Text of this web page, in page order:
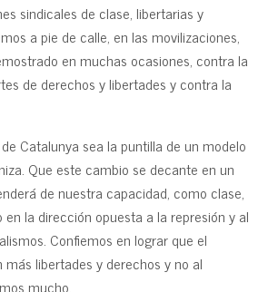
sindicales de clase, libertarias y
a pie de calle, en las movilizaciones,
en muchas ocasiones, contra la
de derechos y libertades y contra la
Catalunya sea la puntilla de un modelo
Que este cambio se decante en un
de nuestra capacidad, como clase,
en la dirección opuesta a la represión y al
Confiemos en lograr que el
más libertades y derechos y no al
mucho.